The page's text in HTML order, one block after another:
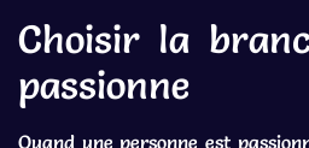
Choisir la
passionne
Quand une personne est